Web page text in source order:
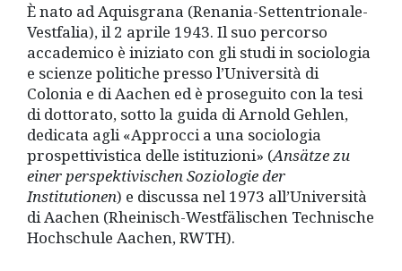
È nato ad Aquisgrana (Renania-Settentrionale-
Vestfalia), il 2 aprile 1943. Il suo percorso
accademico è iniziato con gli studi in sociologia
e scienze politiche presso l’Università di
Colonia e di Aachen ed è proseguito con la tesi
di dottorato, sotto la guida di Arnold Gehlen,
dedicata agli «Approcci a una sociologia
prospettivistica delle istituzioni» (Ansätze zu
einer perspektivischen Soziologie der
Institutionen) e discussa nel 1973 all’Università
di Aachen (Rheinisch-Westfälischen Technische
Hochschule Aachen, RWTH).